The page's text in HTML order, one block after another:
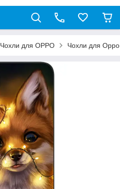
Чохли для OPPO Чохли для